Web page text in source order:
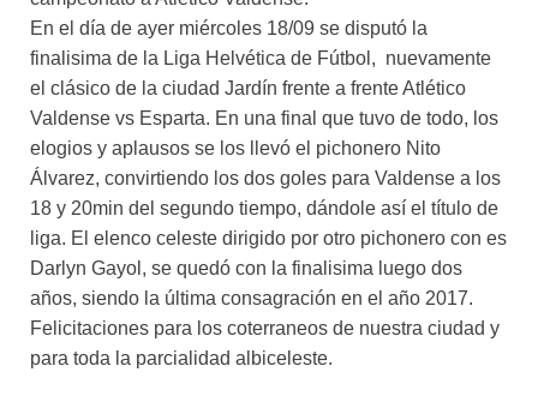
En el día de ayer miércoles 18/09 se disputó la
finalisima de la Liga Helvética de Fútbol, nuevamente
el clásico de la ciudad Jardín frente a frente Atlético
Valdense vs Esparta. En una final que tuvo de todo, los
elogios y aplausos se los llevó el pichonero Nito
Álvarez, convirtiendo los dos goles para Valdense a los
18 y 20min del segundo tiempo, dándole así el título de
liga. El elenco celeste dirigido por otro pichonero con es
Darlyn Gayol, se quedó con la finalisima luego dos
años, siendo la última consagración en el año 2017.
Felicitaciones para los coterraneos de nuestra ciudad y
para toda la parcialidad albiceleste.